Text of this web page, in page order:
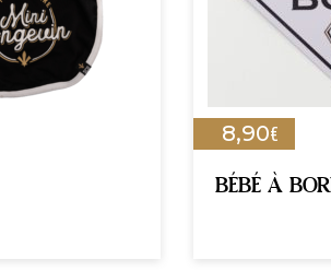
8,90€
BÉBÉ À